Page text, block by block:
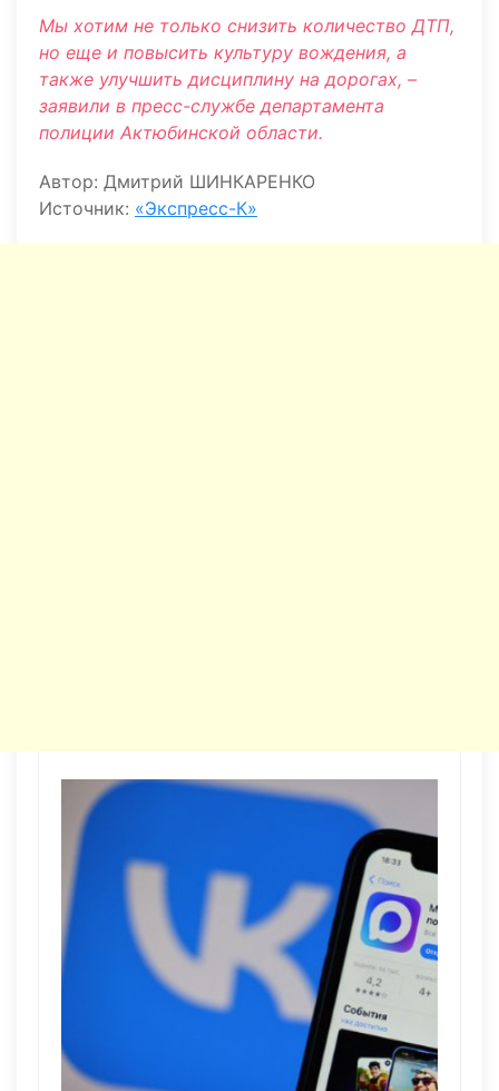
Мы хотим не только снизить количество ДТП,
но еще и повысить культуру вождения, а
также улучшить дисциплину на дорогах, –
заявили в пресс-службе департамента
полиции Актюбинской области.
Автор: Дмитрий ШИНКАРЕНКО
Источник: «Экспресс-К»